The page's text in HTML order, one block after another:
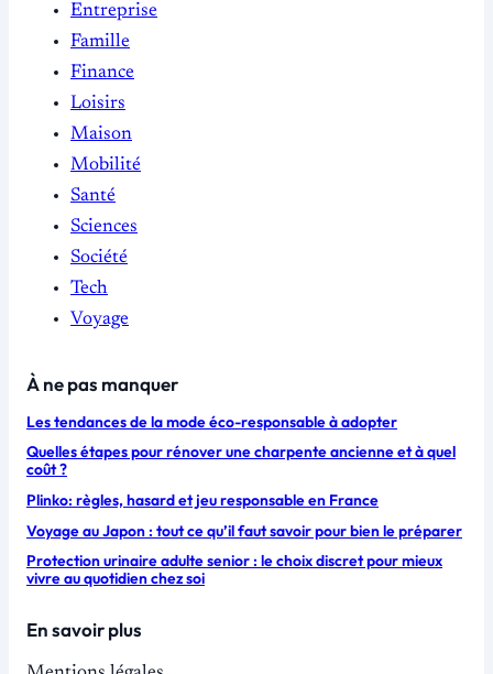
Entreprise
Famille
Finance
Loisirs
Maison
Mobilité
Santé
Sciences
Société
Tech
Voyage
À ne pas manquer
Les tendances de la mode éco-responsable à adopter
Quelles étapes pour rénover une charpente ancienne et à quel
coût ?
Plinko: règles, hasard et jeu responsable en France
Voyage au Japon : tout ce qu’il faut savoir pour bien le préparer
Protection urinaire adulte senior : le choix discret pour mieux
vivre au quotidien chez soi
En savoir plus